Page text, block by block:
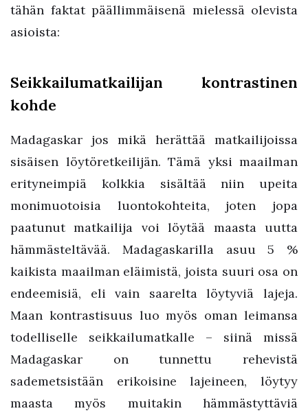
tähän faktat päällimmäisenä mielessä olevista
asioista:
Seikkailumatkailijan kontrastinen
kohde
Madagaskar jos mikä herättää matkailijoissa
sisäisen löytöretkeilijän. Tämä yksi maailman
erityneimpiä kolkkia sisältää niin upeita
monimuotoisia luontokohteita, joten jopa
paatunut matkailija voi löytää maasta uutta
hämmästeltävää. Madagaskarilla asuu 5 %
kaikista maailman eläimistä, joista suuri osa on
endeemisiä, eli vain saarelta löytyviä lajeja.
Maan kontrastisuus luo myös oman leimansa
todelliselle seikkailumatkalle – siinä missä
Madagaskar on tunnettu rehevistä
sademetsistään erikoisine lajeineen, löytyy
maasta myös muitakin hämmästyttäviä